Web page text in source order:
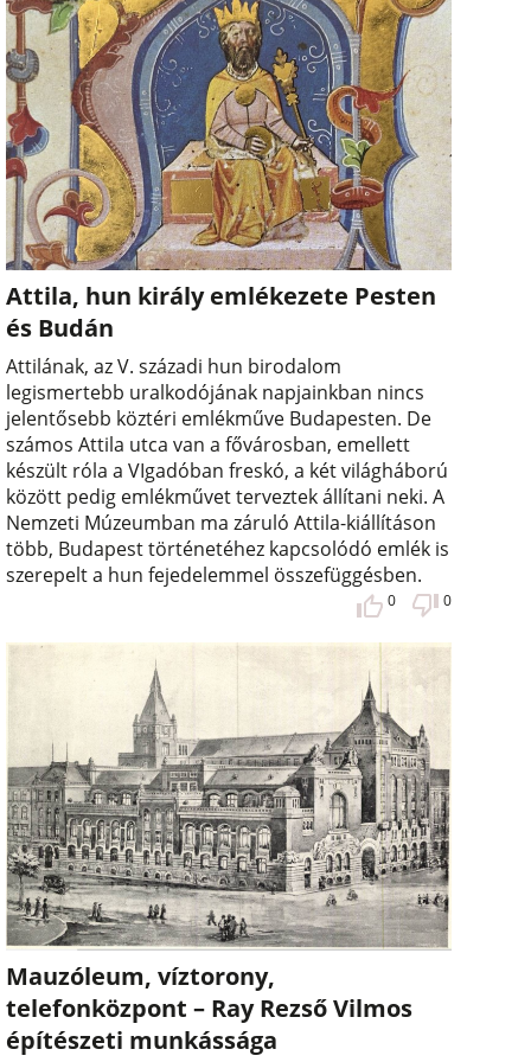
Attila, hun király emlékezete Pesten
és Budán
Attilának, az V. századi hun birodalom
legismertebb uralkodójának napjainkban nincs
jelentősebb köztéri emlékműve Budapesten. De
számos Attila utca van a fővárosban, emellett
készült róla a VIgadóban freskó, a két világháború
között pedig emlékművet terveztek állítani neki. A
Nemzeti Múzeumban ma záruló Attila-kiállításon
több, Budapest történetéhez kapcsolódó emlék is
szerepelt a hun fejedelemmel összefüggésben.
0 0
Mauzóleum, víztorony,
telefonközpont – Ray Rezső Vilmos
építészeti munkássága